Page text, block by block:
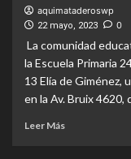
el
25
de
Mayo
aquimataderoswp
22 mayo, 2023 0
La comunidad
la Escuela Primaria
13 Elía de Giménez,
en la Av. Bruix 4620,
Leer Más